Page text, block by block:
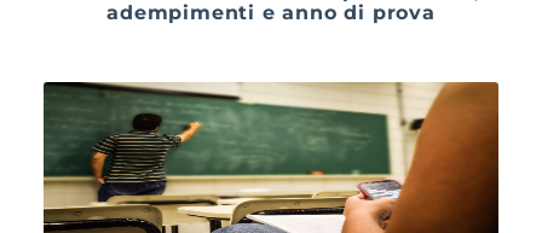
adempimenti e anno di prova